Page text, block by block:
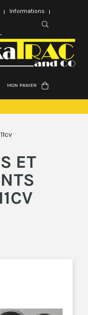
MON PANIER
ET
Informations